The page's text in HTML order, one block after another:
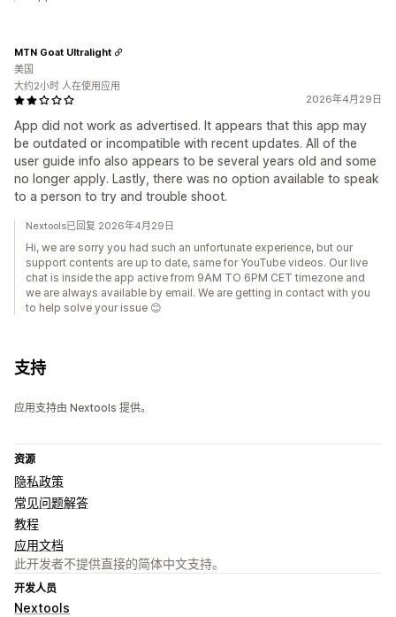
2026年4月29日
App did not work as advertised. It appears that this app may
be outdated or incompatible with recent updates. All of the
user guide info also appears to be several years old and some
no longer apply. Lastly, there was no option available to speak
to a person to try and trouble shoot.
MTN Goat Ultralight
美国
大约2小时 人在使用应用
Nextools已回复 2026年4月29日
Hi, we are sorry you had such an unfortunate experience, but our
support contents are up to date, same for YouTube videos. Our live
chat is inside the app active from 9AM TO 6PM CET timezone and
we are always available by email. We are getting in contact with you
to help solve your issue 😊
支持
应用支持由 Nextools 提供。
资源
隐私政策
常见问题解答
教程
应用文档
此开发者不提供直接的简体中文支持。
开发人员
Nextools